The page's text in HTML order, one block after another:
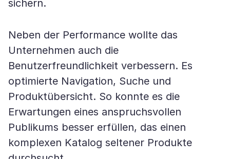
sichern.
Neben der Performance wollte das
Unternehmen auch die
Benutzerfreundlichkeit verbessern. Es
optimierte Navigation, Suche und
Produktübersicht. So konnte es die
Erwartungen eines anspruchsvollen
Publikums besser erfüllen, das einen
komplexen Katalog seltener Produkte